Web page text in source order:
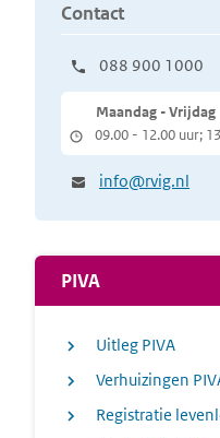
Contact
088 900 1000
Maandag - Vrijdag
09.00 - 12.00 uur;
info@rvig.nl
PIVA
Uitleg PIVA
Verhuizingen
Registratie